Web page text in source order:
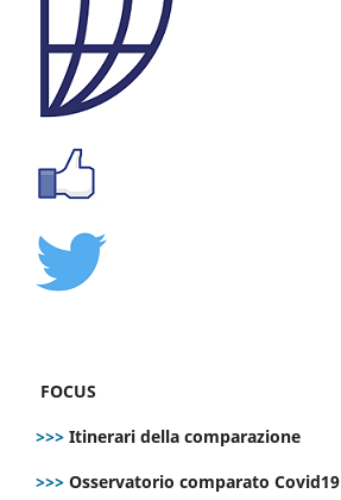
FOCUS
>>> Itinerari della comparazione
>>> Osservatorio comparato Covid19